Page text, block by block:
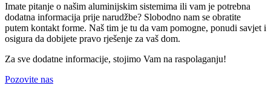
Imate pitanje o našim aluminijskim sistemima ili vam je potrebna
dodatna informacija prije narudžbe? Slobodno nam se obratite
putem kontakt forme. Naš tim je tu da vam pomogne, ponudi savjet i
osigura da dobijete pravo rješenje za vaš dom.
Za sve dodatne informacije, stojimo Vam na raspolaganju!
Pozovite nas